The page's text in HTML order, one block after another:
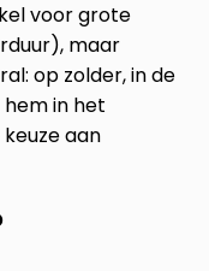
voor grote
maar
op zolder, in de
in het
aan